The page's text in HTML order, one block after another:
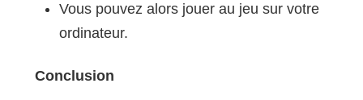
Vous pouvez alors jouer au jeu sur votre
ordinateur.
Conclusion